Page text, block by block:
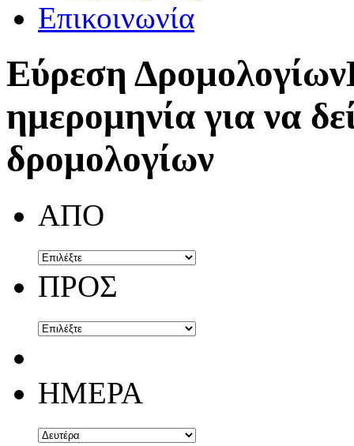
Επικοινωνία
Εύρεση Δρομολογίων
ημερομηνία για να
δρομολογίων
ΑΠΟ
ΠΡΟΣ
ΗΜΕΡΑ